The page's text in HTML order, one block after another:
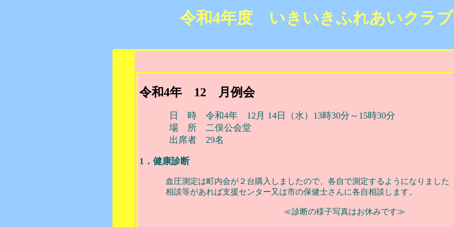
令和4年度 いきいきふれあいクラ
令和4年 12 月例会
日 時 令和4年 12月 14日（水）13時30分～15時30分
場 所 二俣公会堂
出席者 29名
1．健康診断
血圧測定は町内会が２台購入しましたので、各自で測定するようになりました
相談等があれば支援センター又は市の保健士さんに各自相談します。
≪診断の様子写真はお休みです≫